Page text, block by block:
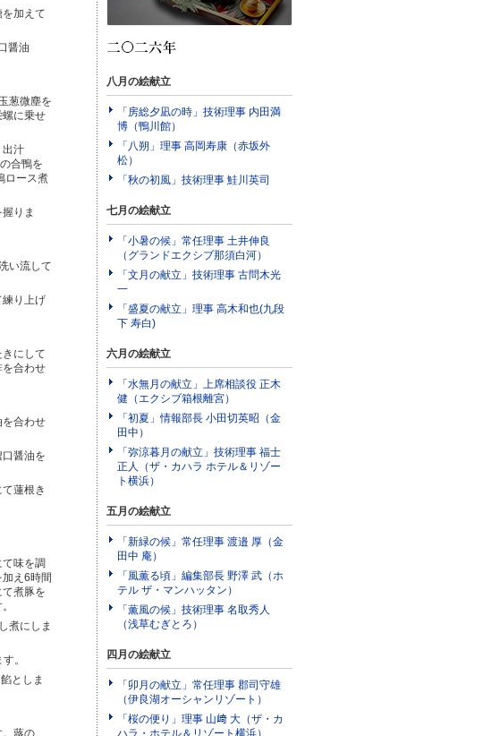
加えて
醤油
葱微塵を
螺に乗せ
出汁
合鴨を
ロース煮
りま
い流して
り上げ
にして
を合わせ
を合わせ
醤油を
蓮根き
味を調
え6時間
煮豚を
煮にしま
。
としま
。蕗の
八月の絵献立
「房総夕凪の時」技術理事 内田満
博（鴨川館）
「八朔」理事 高岡寿康（赤坂外
松）
「秋の初風」技術理事 鮭川英司
七月の絵献立
「小暑の候」常任理事 土井伸良
（グランドエクシブ那須白河）
「文月の献立」技術理事 古問木光
一
「盛夏の献立」理事 高木和也(九段
下 寿白)
六月の絵献立
「水無月の献立」上席相談役 正木
健（エクシブ箱根離宮）
「初夏」情報部長 小田切英昭（金
田中）
「弥涼暮月の献立」技術理事 福士
正人（ザ・カハラ ホテル＆リゾー
ト横浜）
五月の絵献立
「新緑の候」常任理事 渡邉 厚（金
田中 庵）
「風薫る頃」編集部長 野澤 武（ホ
テル ザ・マンハッタン）
「薫風の候」技術理事 名取秀人
（浅草むぎとろ）
四月の絵献立
「卯月の献立」常任理事 郡司守雄
（伊良湖オーシャンリゾート）
「桜の便り」理事 山﨑 大（ザ・カ
ハラ・ホテル＆リゾート横浜）